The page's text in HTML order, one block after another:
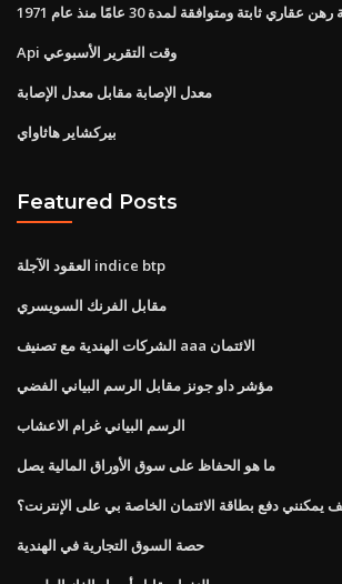
عقاري ثابتة ومتوافقة لمدة 30 عامًا منذ عام 1971
Api وقت التقرير الأسبوعي
معدل الإصابة مقابل معدل الإصابة
بيركشاير هاثاواي
Featured Posts
العقود الآجلة indice btp
مقابل الفرنك السويسري
الشركات الهندية مع تصنيف aaa الائتمان
مؤشر داو جونز مقابل الرسم البياني الفضي
الرسم البياني غرام الاعشاب
ما هو الحفاظ على سوق الأوراق المالية يصل
يمكنني دفع بطاقة الائتمان الخاصة بي على الإنترنت؟
حصة السوق التجارية في الهندية